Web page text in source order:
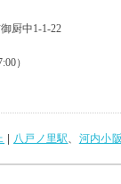
| 八戸ノ里駅、 河内小